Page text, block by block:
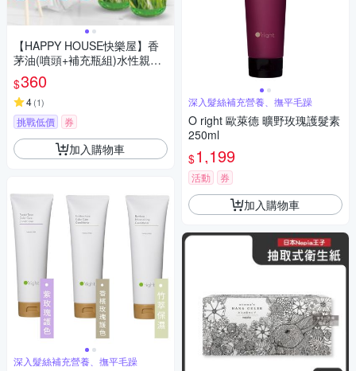
【HAPPY HOUSE快樂屋】香
茅油(噴頭+補充瓶組)水性親和
配方500ml-1罐
$360
4(1)
挑戰低價 券
加入購物車
深入髮絲補充營養、撫平毛躁
深入髮絲補充營養、撫平毛躁
O right 歐萊德 曠野玫瑰護髮素
250ml
$1,199
活動 券
加入購物車